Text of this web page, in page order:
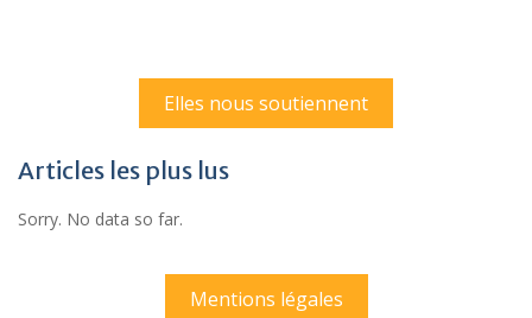
Elles nous soutiennent
Articles les plus lus
Sorry. No data so far.
Mentions légales